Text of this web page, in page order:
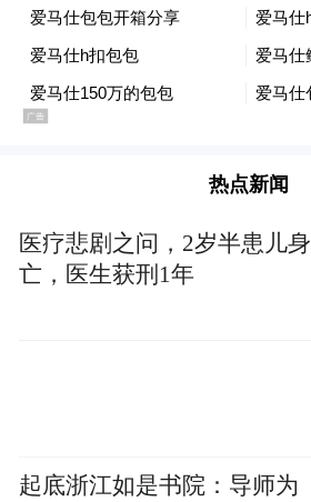
热点新闻
医疗悲剧之问，2岁半患儿身
亡，医生获刑1年
起底浙江如是书院：导师为